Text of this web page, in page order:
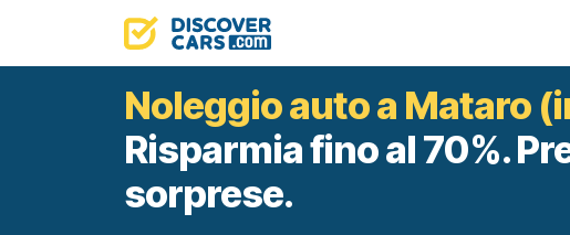
Noleggio auto a Mataro
Risparmia fino al 70%.
sorprese.